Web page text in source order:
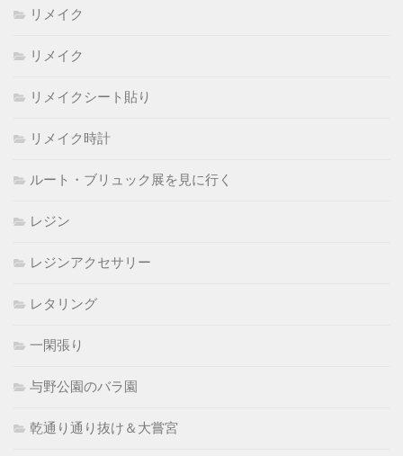
リメイク
リメイク
リメイクシート貼り
リメイク時計
ルート・ブリュック展を見に行く
レジン
レジンアクセサリー
レタリング
一閑張り
与野公園のバラ園
乾通り通り抜け＆大嘗宮